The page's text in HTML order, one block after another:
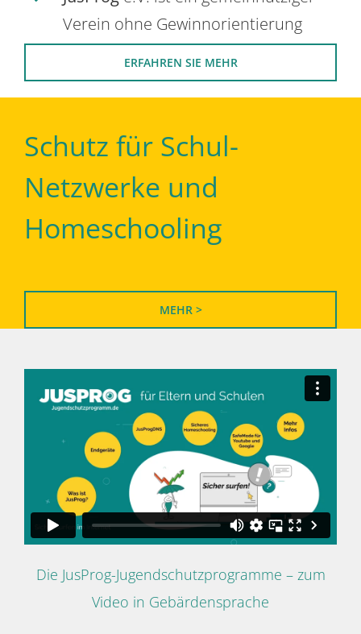
Verein ohne Gewinnorientierung
ERFAHREN SIE MEHR
Schutz für Schul-
Netzwerke und
Homeschooling
MEHR >
Die JusProg-Jugendschutzprogramme – zum
Video in Gebärdensprache